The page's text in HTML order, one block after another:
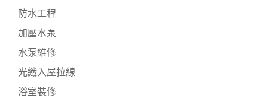
防水工程
加壓水泵
水泵維修
光纖入屋拉線
浴室裝修